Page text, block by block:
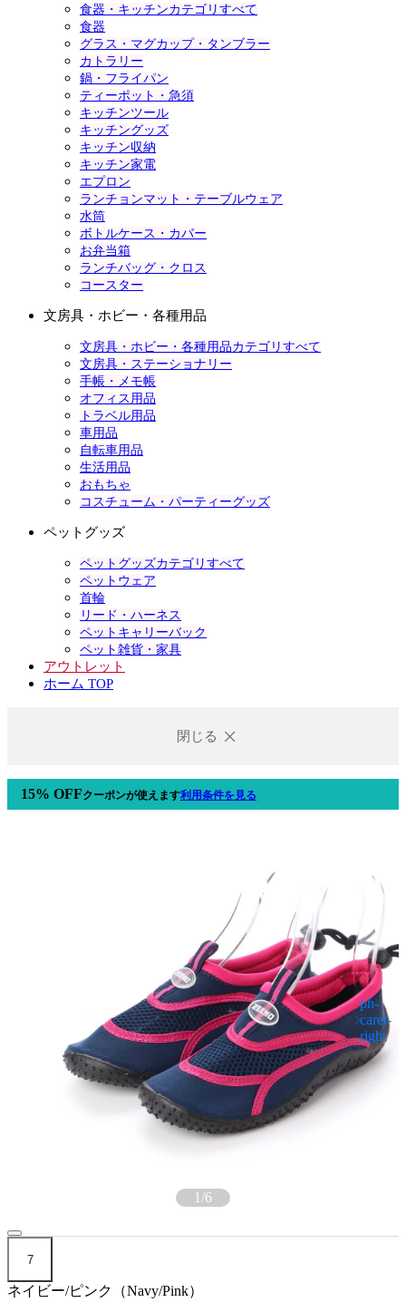
食器・キッチンカテゴリすべて
食器
グラス・マグカップ・タンブラー
カトラリー
鍋・フライパン
ティーポット・急須
キッチンツール
キッチングッズ
キッチン収納
キッチン家電
エプロン
ランチョンマット・テーブルウェア
水筒
ボトルケース・カバー
お弁当箱
ランチバッグ・クロス
コースター
文房具・ホビー・各種用品
文房具・ホビー・各種用品カテゴリすべて
文房具・ステーショナリー
手帳・メモ帳
オフィス用品
トラベル用品
車用品
自転車用品
生活用品
おもちゃ
コスチューム・パーティーグッズ
ペットグッズ
ペットグッズカテゴリすべて
ペットウェア
首輪
リード・ハーネス
ペットキャリーバック
ペット雑貨・家具
アウトレット
ホーム TOP
閉じる
15% OFFクーポンが使えます利用条件を見る
1/6
7
ネイビー/ピンク（Navy/Pink）